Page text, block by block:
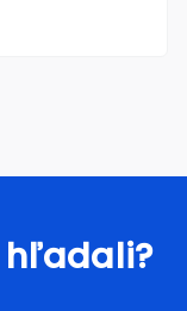
hľadali?